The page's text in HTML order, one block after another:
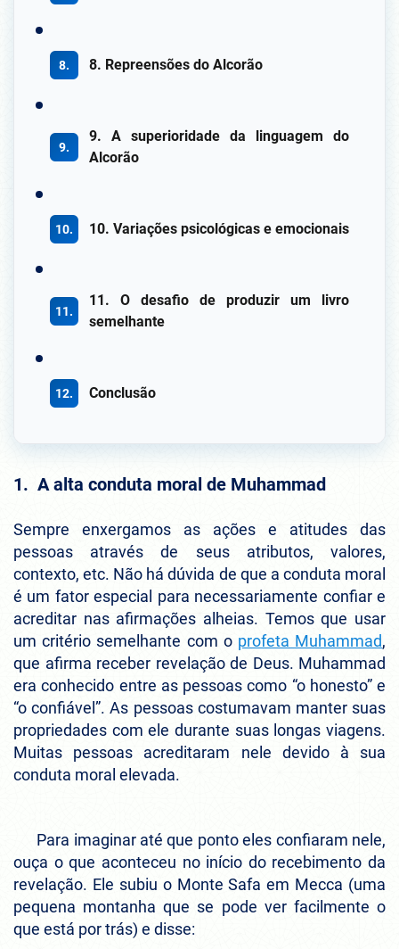
8. Repreensões do Alcorão
9. A superioridade da linguagem do
Alcorão
10. Variações psicológicas e emocionais
11. O desafio de produzir um livro
semelhante
Conclusão
1. A alta conduta moral de Muhammad
Sempre enxergamos as ações e atitudes das
pessoas através de seus atributos, valores,
contexto, etc. Não há dúvida de que a conduta moral
é um fator especial para necessariamente confiar e
acreditar nas afirmações alheias. Temos que usar
um critério semelhante com o profeta Muhammad,
que afirma receber revelação de Deus. Muhammad
era conhecido entre as pessoas como “o honesto” e
“o confiável”. As pessoas costumavam manter suas
propriedades com ele durante suas longas viagens.
Muitas pessoas acreditaram nele devido à sua
conduta moral elevada.
Para imaginar até que ponto eles confiaram nele,
ouça o que aconteceu no início do recebimento da
revelação. Ele subiu o Monte Safa em Mecca (uma
pequena montanha que se pode ver facilmente o
que está por trás) e disse: